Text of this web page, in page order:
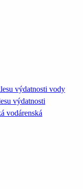
výdatnosti vody
výdatnosti
vodárenská